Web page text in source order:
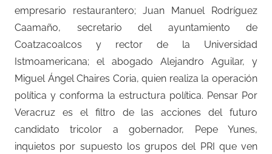
empresario restaurantero; Juan Manuel Rodríguez
Caamaño, secretario del ayuntamiento de
Coatzacoalcos y rector de la Universidad
Istmoamericana; el abogado Alejandro Aguilar, y
Miguel Ángel Chaires Coria, quien realiza la operación
política y conforma la estructura política. Pensar Por
Veracruz es el filtro de las acciones del futuro
candidato tricolor a gobernador, Pepe Yunes,
inquietos por supuesto los grupos del PRI que ven